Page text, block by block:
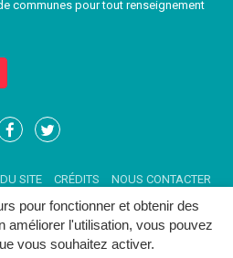
pour fonctionner et obtenir des
améliorer l'utilisation, vous pouvez
vous souhaitez activer.
communes pour tout renseignement
Lien
compte
Facebook
Lien
compte
Twitter
SITE CRÉDITS NOUS CONTACTER